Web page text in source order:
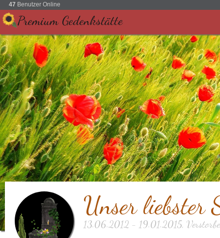
47 Benutzer Online
Premium Gedenkstätte
Unser liebster
13.06.2012 - 19.01.2015,